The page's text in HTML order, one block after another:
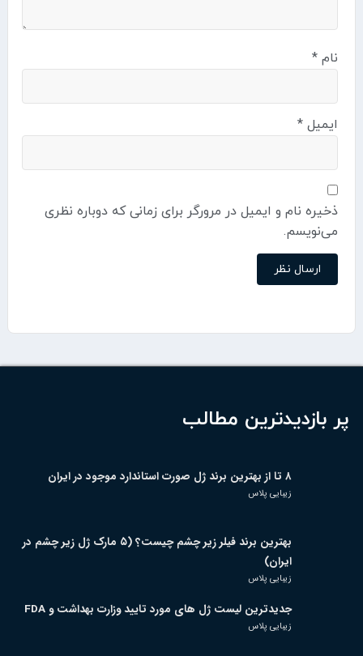
نام*
ایمیل*
ذخیره نام و ایمیل در مرورگر برای زمانی که دوباره نظری
می‌نویسم.
پر بازدیدترین مطالب
۸ تا از بهترین برند ژل صورت استاندارد موجود در ایران
زیبایی پلاس
بهترین برند فیلر زیر چشم چیست؟ (۵ مارک ژل زیر چشم در
ایران)
زیبایی پلاس
جدیدترین لیست ژل های مورد تایید وزارت بهداشت و FDA
زیبایی پلاس